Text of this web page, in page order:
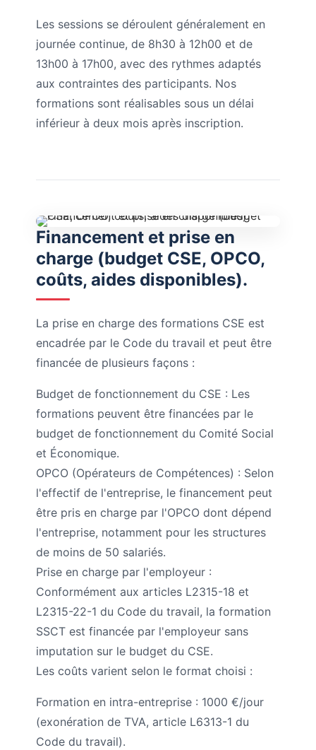
Les sessions se déroulent généralement en
journée continue, de 8h30 à 12h00 et de
13h00 à 17h00, avec des rythmes adaptés
aux contraintes des participants. Nos
formations sont réalisables sous un délai
inférieur à deux mois après inscription.
Financement et prise en
charge (budget CSE, OPCO,
coûts, aides disponibles).
La prise en charge des formations CSE est
encadrée par le Code du travail et peut être
financée de plusieurs façons :
Budget de fonctionnement du CSE : Les
formations peuvent être financées par le
budget de fonctionnement du Comité Social
et Économique.
OPCO (Opérateurs de Compétences) : Selon
l'effectif de l'entreprise, le financement peut
être pris en charge par l'OPCO dont dépend
l'entreprise, notamment pour les structures
de moins de 50 salariés.
Prise en charge par l'employeur :
Conformément aux articles L2315-18 et
L2315-22-1 du Code du travail, la formation
SSCT est financée par l'employeur sans
imputation sur le budget du CSE.
Les coûts varient selon le format choisi :
Formation en intra-entreprise : 1000 €/jour
(exonération de TVA, article L6313-1 du
Code du travail).